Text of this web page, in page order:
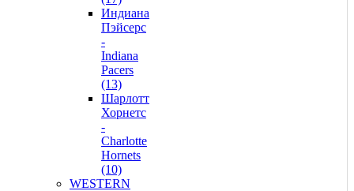
Индиана
Пэйсерс
-
Indiana
Pacers
(13)
Шарлотт
Хорнетс
-
Charlotte
Hornets
(10)
WESTERN